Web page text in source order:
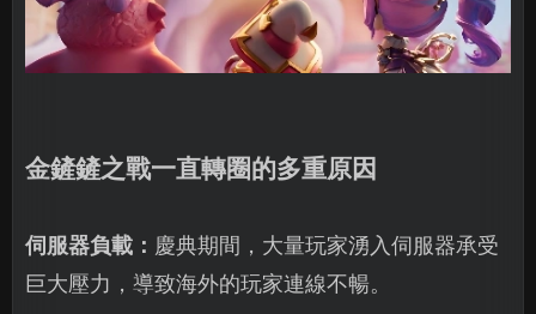
金鏟鏟之戰一直轉圈的多重原因
伺服器負載： 慶典期間，大量玩家湧入伺服器承受
巨大壓力，導致海外的玩家連線不暢。